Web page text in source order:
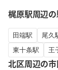
梶原駅周辺
田端駅 尾久
東十条駅
王
北区周辺の